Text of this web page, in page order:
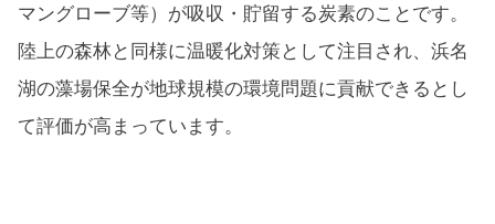
マングローブ等）が吸収・貯留する炭素のことです。
陸上の森林と同様に温暖化対策として注目され、浜名
湖の藻場保全が地球規模の環境問題に貢献できるとし
て評価が高まっています。